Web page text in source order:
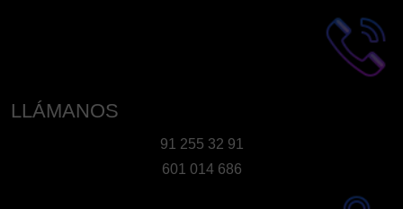
LLÁMANOS
91 255 32 91
601 014 686